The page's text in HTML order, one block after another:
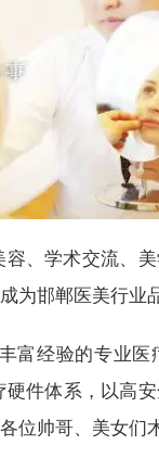
、学术交流、
为邯郸医美行业
富经验的专业医
件体系，以高
位帅哥、美女们